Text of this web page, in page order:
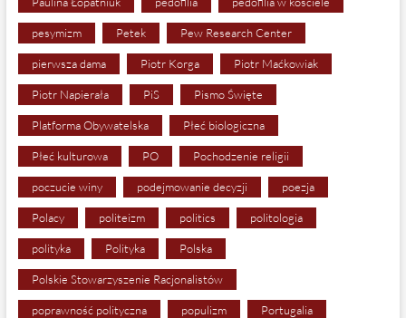
pesymizm Petek Pew Research Center
pierwsza dama Piotr Korga Piotr Maćkowiak
Piotr Napierała PiS Pismo Święte
Platforma Obywatelska Płeć biologiczna
Płeć kulturowa PO Pochodzenie religii
poczucie winy podejmowanie decyzji poezja
Polacy politeizm politics politologia
polityka Polityka Polska
Polskie Stowarzyszenie Racjonalistów
poprawność polityczna populizm Portugalia